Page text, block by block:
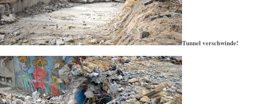
Tunnel verschwinde!